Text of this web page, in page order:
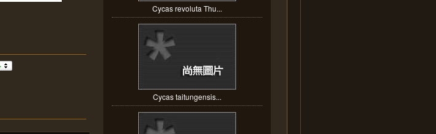
Cycas revoluta Thu...
Cycas taitungensis...